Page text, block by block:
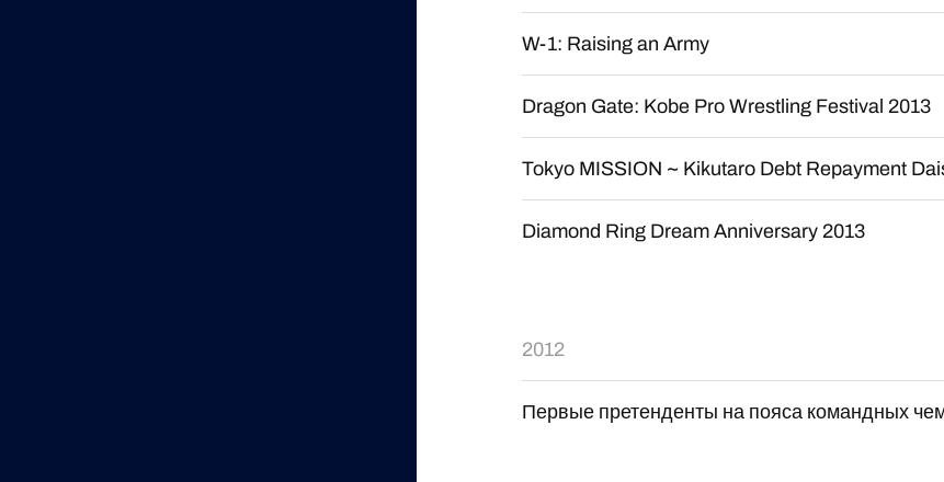
W-1: Raising an Army
Dragon Gate: Kobe Pro Wrestling Festival 2013
Tokyo MISSION ~ Kikutaro Debt Repayment
Diamond Ring Dream Anniversary 2013
2012
Первые претенденты на пояса командных